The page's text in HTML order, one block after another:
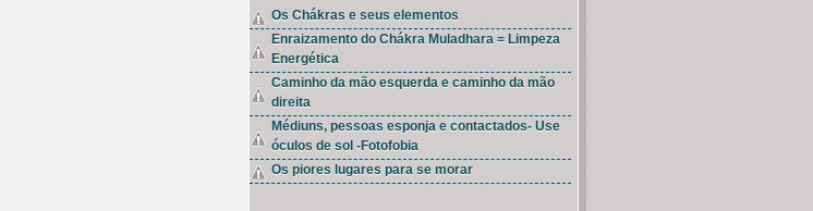
Os Chákras e seus elementos
Enraizamento do Chákra Muladhara = Limpeza
Energética
Caminho da mão esquerda e caminho da mão
direita
Médiuns, pessoas esponja e contactados- Use
óculos de sol -Fotofobia
Os piores lugares para se morar